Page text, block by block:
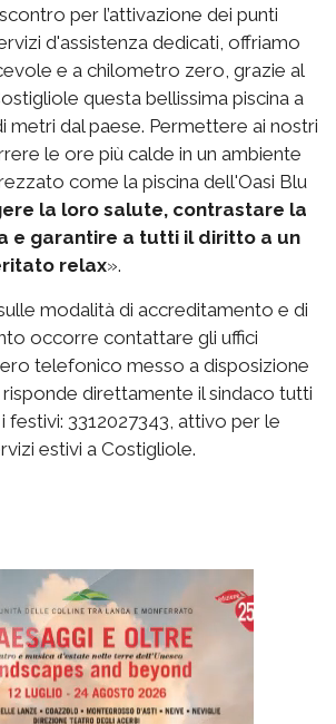
per l’attivazione dei punti
d'assistenza dedicati, offriamo
e a chilometro zero, grazie al
questa bellissima piscina a
metri dal paese. Permettere ai nostri
le ore più calde in un ambiente
come la piscina dell'Oasi Blu
la loro salute, contrastare la
e garantire a tutti il diritto a un
relax».
modalità di accreditamento e di
occorre contattare gli uffici
telefonico messo a disposizione
risponde direttamente il sindaco tutti
festivi: 3312027343, attivo per le
estivi a Costigliole.